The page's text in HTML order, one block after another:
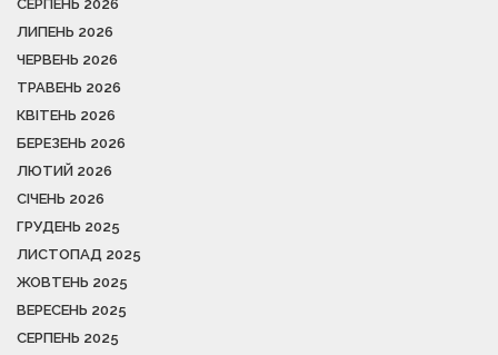
СЕРПЕНЬ 2026
ЛИПЕНЬ 2026
ЧЕРВЕНЬ 2026
ТРАВЕНЬ 2026
КВІТЕНЬ 2026
БЕРЕЗЕНЬ 2026
ЛЮТИЙ 2026
СІЧЕНЬ 2026
ГРУДЕНЬ 2025
ЛИСТОПАД 2025
ЖОВТЕНЬ 2025
ВЕРЕСЕНЬ 2025
СЕРПЕНЬ 2025